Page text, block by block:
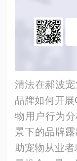
清法在郝波
品牌如何开
物用户行为
景下的品牌
助宠物从业